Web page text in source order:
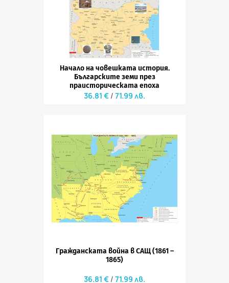
Начало на човешката история.
Българските земи през
праисторическата епоха
36.81 € 71.99 лв.
Гражданската война в САЩ (1861 –
1865)
36.81 € 71.99 лв.